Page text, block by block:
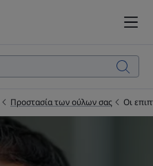
Προστασία των ούλων σας Οι